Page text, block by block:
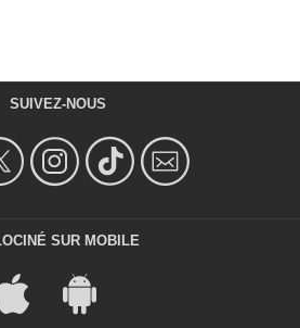
SUIVEZ-NOUS
SUR MOBILE